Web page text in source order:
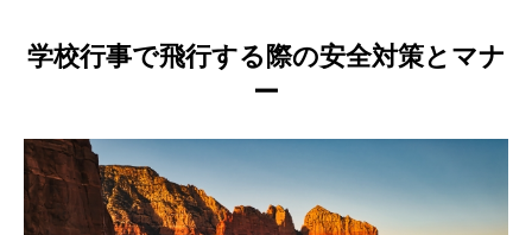
学校行事で飛行する際の安全対策とマナ
ー